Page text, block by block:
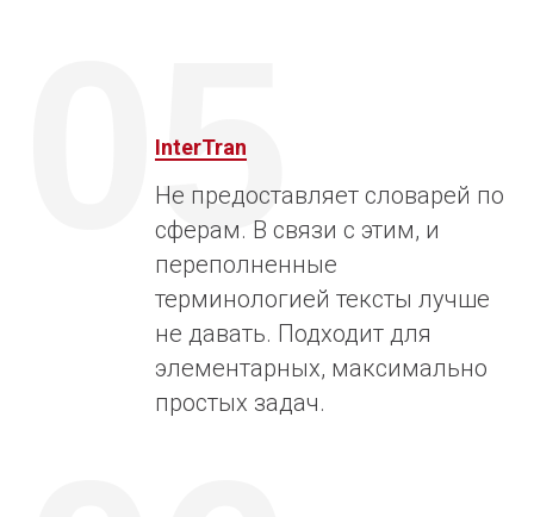
InterTran
Не предоставляет словарей по
сферам. В связи с этим, и
переполненные
терминологией тексты лучше
не давать. Подходит для
элементарных, максимально
простых задач.
05